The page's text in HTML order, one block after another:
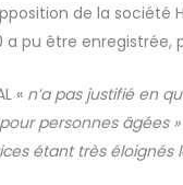
de la société
a pu être enregistrée,
« n’a pas justifié en
personnes âgées
étant très éloignés